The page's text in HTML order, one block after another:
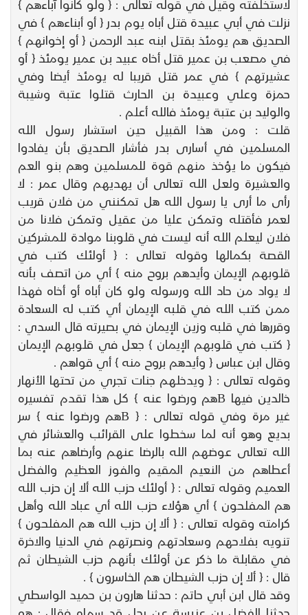
لاستخلفته وقيل في قوله تعالى : { ولو كانوا آباءهم }
نزلت في أبي عبيدة قتل أباه يوم بدر { أو أبناءهم } في
الصديق هم يومئذ بقتل ابنه عبد الرحمن { أو إخوانهم }
في مصعب بن عمير قتل أخاه عبيد بن عمير يومئذ { أو
عشيرتهم } في عمر قتل قريبا له يومئذ أيضا وفي
حمزة وعلي وعبيدة بن الحارث قتلوا عتبة وشيبة
والوليد بن عتبة يومئذ فالله أعلم .
قلت : ومن هذا القبيل حين استشار رسول الله
المسلمين في أسارى بدر فأشار الصديق بأن يفادوا
فيكون ما يؤخذ منهم قوة للمسلمين وهم بنو العم
والعشيرة ولعل الله تعالى أن يهديهم وقال عمر : لا
رأى ما أرى يا رسول الله هل تمكنني من فلان قريب
لعمر فأقتله وتمكن عليا من عقيل وتمكن فلانا من
فلان ليعلم الله أنه ليست في قلوبنا موادة للمشركين
القصة بكمالها وقوله تعالى : { أولئك كتب في
قلوبهم الإيمان وأيدهم بروح منه } أي من اتصف بأنه
لا يواد من حاد الله ورسوله ولو كان أباه أو أخاه فهذا
ممن كتب الله في قلبه الإيمان أي كتب له السعادة
وقررها في قلبه وزين الإيمان في بصيرته قال السدي :
{ كتب في قلوبهم الإيمان } جعل في قلوبهم الإيمان
وقال ابن عباس { وأيدهم بروح منه } أي قواهم .
وقوله تعالى : { ويدخلهم جنات تجري من تحتها الأنهار
خالدين فيها Bهم ورضوا عنه } كل هذا تقدم تفسيره
غير مرة وفي قوله تعالى : { Bهم ورضوا عنه } سر
بديع وهو أنه لما سخطوا على القرائب والعشائر في
الله تعالى عوضهم الله بالرضا عنهم وأرضاهم عنه بما
أعطاهم من النعيم المقيم والفوز العظيم والفضل
العميم وقوله تعالى : { أولئك حزب الله ألا إن حزب الله
هم المفلحون } أي هؤلاء حزب الله أي عباد الله وأهل
كرامته وقوله تعالى : { ألا إن حزب الله هم المفلحون }
تنويه بفلاحهم وسعادتهم ونصرتهم في الدنيا والاخرة
في مقابلة ما ذكر عن أولئك بأنهم حزب الشيطان ثم
قال : { ألا إن حزب الشيطان هم الخاسرون } .
وقد قال ابن أبي حاتم : حدثنا هارون بن حميد الواسطي
حدثنا الفضل بن عنبسة عن رجل قد سماه فقال : هو